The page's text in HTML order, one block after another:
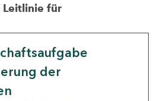
für
der